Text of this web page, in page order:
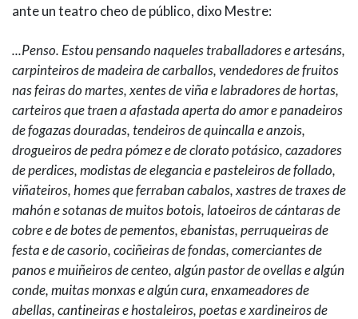
ante un teatro cheo de público, dixo Mestre:
...Penso. Estou pensando naqueles traballadores e artesáns,
carpinteiros de madeira de carballos, vendedores de fruitos
nas feiras do martes, xentes de viña e labradores de hortas,
carteiros que traen a afastada aperta do amor e panadeiros
de fogazas douradas, tendeiros de quincalla e anzois,
drogueiros de pedra pómez e de clorato potásico, cazadores
de perdices, modistas de elegancia e pasteleiros de follado,
viñateiros, homes que ferraban cabalos, xastres de traxes de
mahón e sotanas de muitos botois, latoeiros de cántaras de
cobre e de botes de pementos, ebanistas, perruqueiras de
festa e de casorio, cociñeiras de fondas, comerciantes de
panos e muiñeiros de centeo, algún pastor de ovellas e algún
conde, muitas monxas e algún cura, enxameadores de
abellas, cantineiras e hostaleiros, poetas e xardineiros de